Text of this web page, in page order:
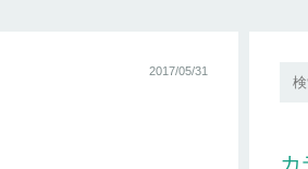
2017/05/31
カ